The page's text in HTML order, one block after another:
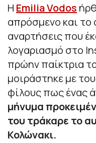
Η Emilia Vodos
απρόσμενο και
αναρτήσεις που
λογαριασμό στο
πρώην παίκτρια
μοιράστηκε με
φίλους πως ένας
μήνυμα
του τράκαρε το
Κολώνακι.